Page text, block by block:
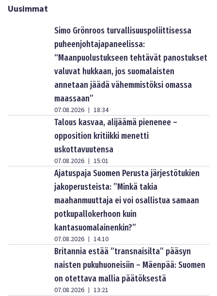
Uusimmat
Simo Grönroos turvallisuuspoliittisessa
puheenjohtajapaneelissa:
“Maanpuolustukseen tehtävät panostukset
valuvat hukkaan, jos suomalaisten
annetaan jäädä vähemmistöksi omassa
maassaan”
07.08.2026 | 18:34
Talous kasvaa, alijäämä pienenee –
opposition kritiikki menetti
uskottavuutensa
07.08.2026 | 15:01
Ajatuspaja Suomen Perusta järjestötukien
jakoperusteista: ”Minkä takia
maahanmuuttaja ei voi osallistua samaan
potkupallokerhoon kuin
kantasuomalainenkin?”
07.08.2026 | 14:10
Britannia estää ”transnaisilta” pääsyn
naisten pukuhuoneisiin – Mäenpää: Suomen
on otettava mallia päätöksestä
07.08.2026 | 13:21